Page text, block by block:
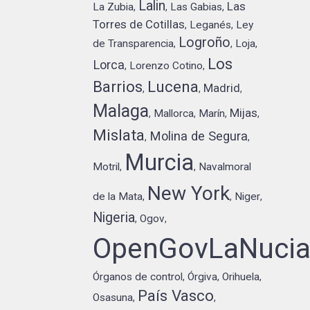
La Zubia, Lalin, Las Gabias, Las
Torres de Cotillas, Leganés, Ley
de Transparencia, Logroño, Loja,
Lorca, Lorenzo Cotino, Los
Barrios, Lucena, Madrid,
Malaga, Mallorca, Marín, Mijas,
Mislata, Molina de Segura,
Motril, Murcia, Navalmoral
de la Mata, New York, Niger,
Nigeria,Ogov,
Órganos de control,Órgiva,Orihuela,
Osasuna, País Vasco,